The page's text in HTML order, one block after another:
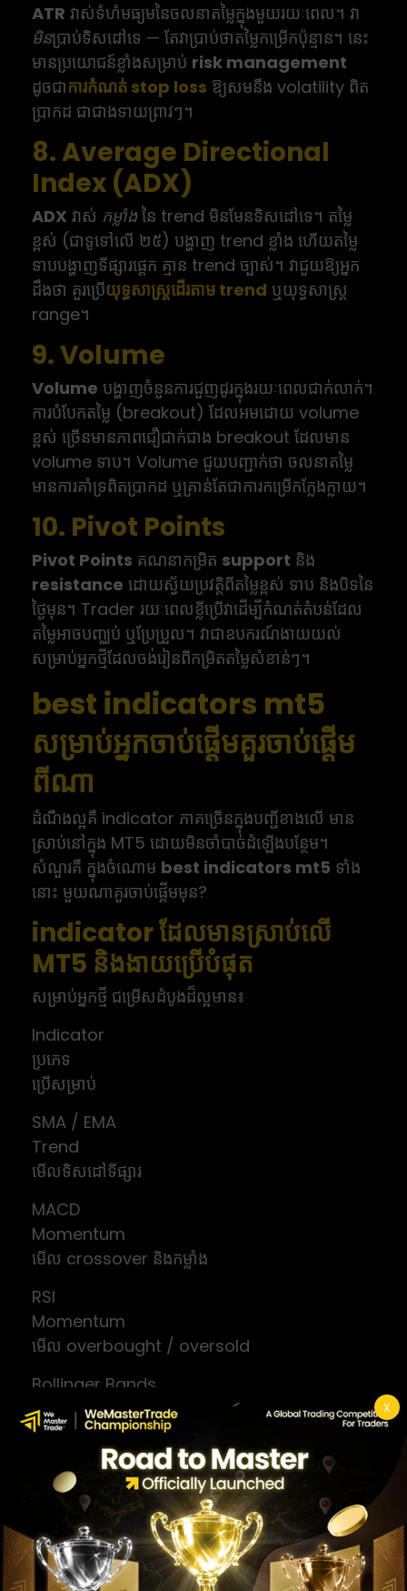
X
ATR វាស់ទំហំមធ្យមនៃចលនាតម្លៃក្នុងមួយរយៈពេល។ វា
មិនប្រាប់ទិសដៅទេ — តែវាប្រាប់ថាតម្លៃកម្រើកប៉ុន្មាន។ នេះ
មានប្រយោជន៍ខ្លាំងសម្រាប់ risk management
ដូចជាការកំណត់ stop loss ឱ្យសមនឹង volatility ពិត
ប្រាកដ ជាជាងទាយព្រាវៗ។
8. Average Directional
Index (ADX)
ADX វាស់ កម្លាំង នៃ trend មិនមែនទិសដៅទេ។ តម្លៃ
ខ្ពស់ (ជាទូទៅលើ ២៥) បង្ហាញ trend ខ្លាំង ហើយតម្លៃ
ទាបបង្ហាញទីផ្សារផ្ដេក គ្មាន trend ច្បាស់។ វាជួយឱ្យអ្នក
ដឹងថា គួរប្រើយុទ្ធសាស្ត្រដើរតាម trend ឬយុទ្ធសាស្ត្រ
range។
9. Volume
Volume បង្ហាញចំនួនការជួញដូរក្នុងរយៈពេលជាក់លាក់។
ការបំបែកតម្លៃ (breakout) ដែលអមដោយ volume
ខ្ពស់ ច្រើនមានភាពជឿជាក់ជាង breakout ដែលមាន
volume ទាប។ Volume ជួយបញ្ជាក់ថា ចលនាតម្លៃ
មានការគាំទ្រពិតប្រាកដ ឬគ្រាន់តែជាការកម្រើកក្លែងក្លាយ។
10. Pivot Points
Pivot Points គណនាកម្រិត support និង
resistance ដោយស្វ័យប្រវត្តិពីតម្លៃខ្ពស់ ទាប និងបិទនៃ
ថ្ងៃមុន។ Trader រយៈពេលខ្លីប្រើវាដើម្បីកំណត់តំបន់ដែល
តម្លៃអាចបញ្ឈប់ ឬប្រែប្រួល។ វាជាឧបករណ៍ងាយយល់
សម្រាប់អ្នកថ្មីដែលចង់រៀនពីកម្រិតតម្លៃសំខាន់ៗ។
best indicators mt5
សម្រាប់អ្នកចាប់ផ្តើមគួរចាប់ផ្តើម
ពីណា
ដំណឹងល្អគឺ indicator ភាគច្រើនក្នុងបញ្ជីខាងលើ មាន
ស្រាប់នៅក្នុង MT5 ដោយមិនចាំបាច់ដំឡើងបន្ថែម។
សំណួរគឺ ក្នុងចំណោម best indicators mt5 ទាំង
នោះ មួយណាគួរចាប់ផ្តើមមុន?
indicator ដែលមានស្រាប់លើ
MT5 និងងាយប្រើបំផុត
សម្រាប់អ្នកថ្មី ជម្រើសដំបូងដ៏ល្អមាន៖
Indicator
ប្រភេទ
ប្រើសម្រាប់
SMA / EMA
Trend
មើលទិសដៅទីផ្សារ
MACD
Momentum
មើល crossover និងកម្លាំង
RSI
Momentum
មើល overbought / oversold
Bollinger Bands
Volatility
មើល band squeeze និងពង្រីក
ATR
Volatility
គ្រប់គ្រង risk និង stop loss
ការកំណត់តារាង MT5 ឱ្យស្អាត និង